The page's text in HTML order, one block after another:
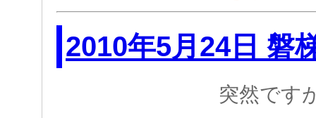
2010年5月24日
突然です